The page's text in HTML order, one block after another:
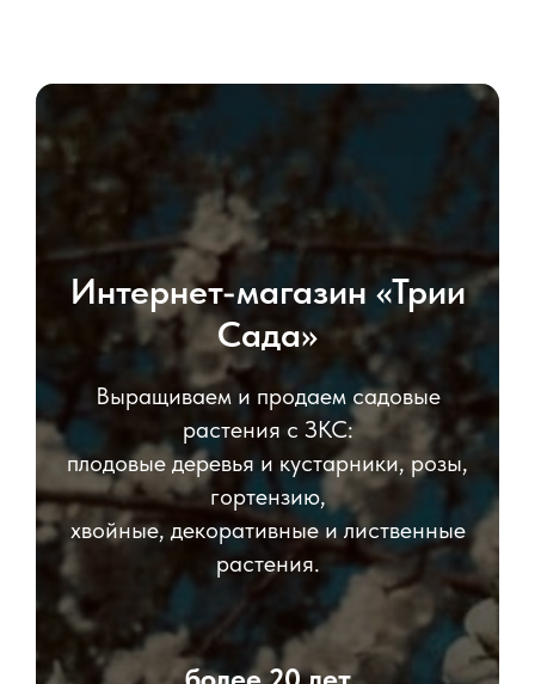
Интернет-магазин «Трии
Сада»
Выращиваем и продаем садовые
растения с ЗКС:
плодовые деревья и кустарники, розы,
гортензию,
хвойные, декоративные и лиственные
растения.